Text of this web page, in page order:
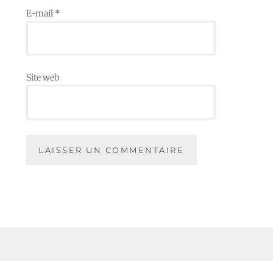
E-mail *
Site web